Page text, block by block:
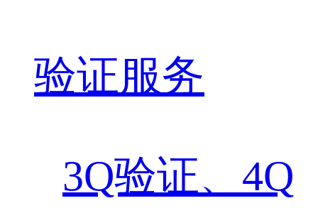
验证服务
3Q验证、4Q